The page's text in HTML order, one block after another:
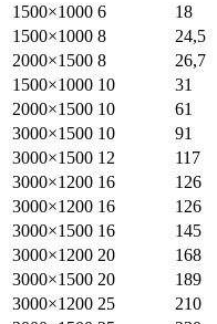
1500×1000 6 18
1500×1000 8 24,5
2000×1500 8 26,7
1500×1000 10 31
2000×1500 10 61
3000×1500 10 91
3000×1500 12 117
3000×1200 16
126
3000×1200 16
126
3000×1500 16
145
3000×1200 20
168
3000×1500 20
189
3000×1200 25
210